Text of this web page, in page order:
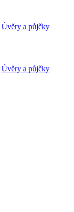
Úvěry a půjčky
Úvěry a půjčky